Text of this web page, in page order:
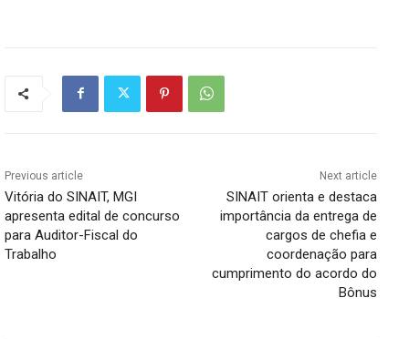
Previous article
Vitória do SINAIT, MGI
apresenta edital de concurso
para Auditor-Fiscal do
Trabalho
Next article
SINAIT orienta e destaca
importância da entrega de
cargos de chefia e
coordenação para
cumprimento do acordo do
Bônus